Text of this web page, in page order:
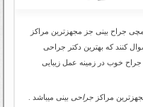
جراح بینی جز مجهزترین مراکز
کنند که بهترین دکتر جراحی
جراح خوب در زمینه عمل زیبایی
مراکزجراحی بینی میباشد .